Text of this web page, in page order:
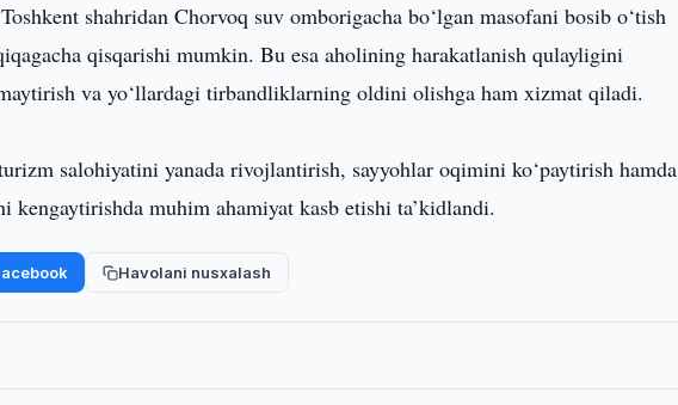
shahridan Chorvoq suv omborigacha bo‘lgan masofani bosib o‘tish
qisqarishi mumkin. Bu esa aholining harakatlanish qulayligini
va yo‘llardagi tirbandliklarning oldini olishga ham xizmat qiladi.
salohiyatini yanada rivojlantirish, sayyohlar oqimini ko‘paytirish hamda
kengaytirishda muhim ahamiyat kasb etishi ta’kidlandi.
Havolani nusxalash